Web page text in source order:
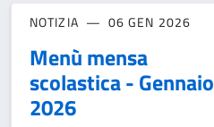
NOTIZIA 06 GEN 2026
Menù mensa
scolastica - Gennaio
2026